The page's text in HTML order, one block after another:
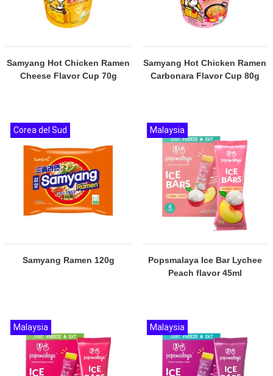
Samyang Hot Chicken Ramen
Cheese Flavor Cup 70g
Samyang Hot Chicken Ramen
Carbonara Flavor Cup 80g
Samyang Ramen 120g
Corea del Sud
Popsmalaya Ice Bar Lychee
Peach flavor 45ml
Malaysia
Malaysia Malaysia